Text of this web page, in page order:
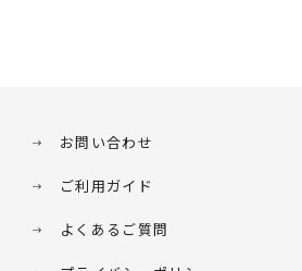
お問い合わせ
ご利用ガイド
よくあるご質問